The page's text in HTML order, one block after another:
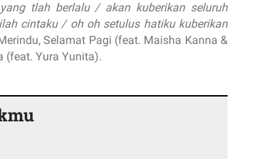
tlah berlalu / akan kuberikan seluruh
cintaku / oh oh setulus hatiku kuberikan
Selamat Pagi (feat. Maisha Kanna &
(feat. Yura Yunita).